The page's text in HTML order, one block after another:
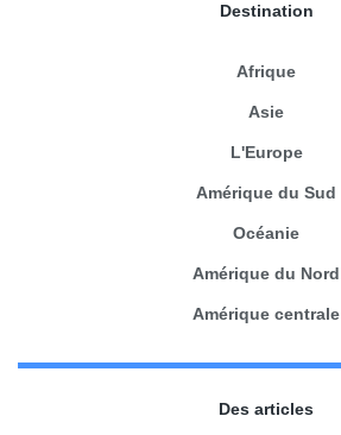
Destination
Afrique
Asie
L'Europe
Amérique du Sud
Océanie
Amérique du Nord
Amérique centrale
Des articles